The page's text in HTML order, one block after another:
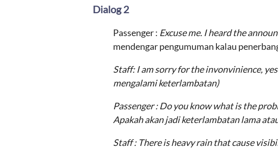
Dialog 2
Passenger : Excuse me. I heard the
mendengar pengumuman kalau
Staff:I am sorry for the invonvinience,
mengalami keterlambatan)
Passenger : Do you know what is the
Apakah akan jadi keterlambatan lama
Staff : There is heavy rain that cause